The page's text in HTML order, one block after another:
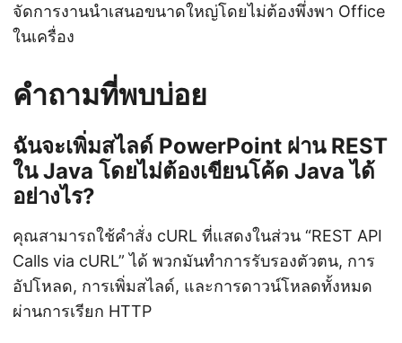
จัดการงานนำเสนอขนาดใหญ่โดยไม่ต้องพึ่งพา Office
ในเครื่อง
คำถามที่พบบ่อย
ฉันจะเพิ่มสไลด์ PowerPoint ผ่าน REST
ใน Java โดยไม่ต้องเขียนโค้ด Java ได้
อย่างไร?
คุณสามารถใช้คำสั่ง cURL ที่แสดงในส่วน “REST API
Calls via cURL” ได้ พวกมันทำการรับรองตัวตน, การ
อัปโหลด, การเพิ่มสไลด์, และการดาวน์โหลดทั้งหมด
ผ่านการเรียก HTTP